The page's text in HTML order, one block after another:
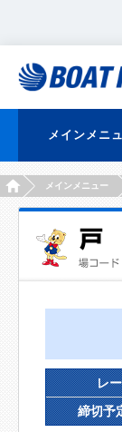
メインメニ
HOMEメインメニュー
レ
締切予